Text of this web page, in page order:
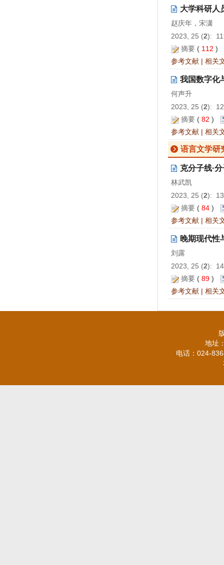
大学科研人
赵庆年，宋潇
2023, 25 (2):
摘要 ( 112 )
参考文献 | 相关
我国数字化
何声升
2023, 25 (2):
摘要 ( 82 )
参考文献 | 相关
语言文学研
克分子线·
林武凯
2023, 25 (2):
摘要 ( 84 )
参考文献 | 相关
晚期现代性
刘露
2023, 25 (2):
摘要 ( 89 )
参考文献 | 相关
地址
电话：024-